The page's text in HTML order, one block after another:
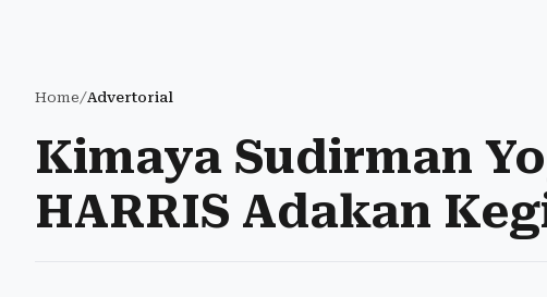
Home/Advertorial
Kimaya Sudirman
HARRIS Adakan